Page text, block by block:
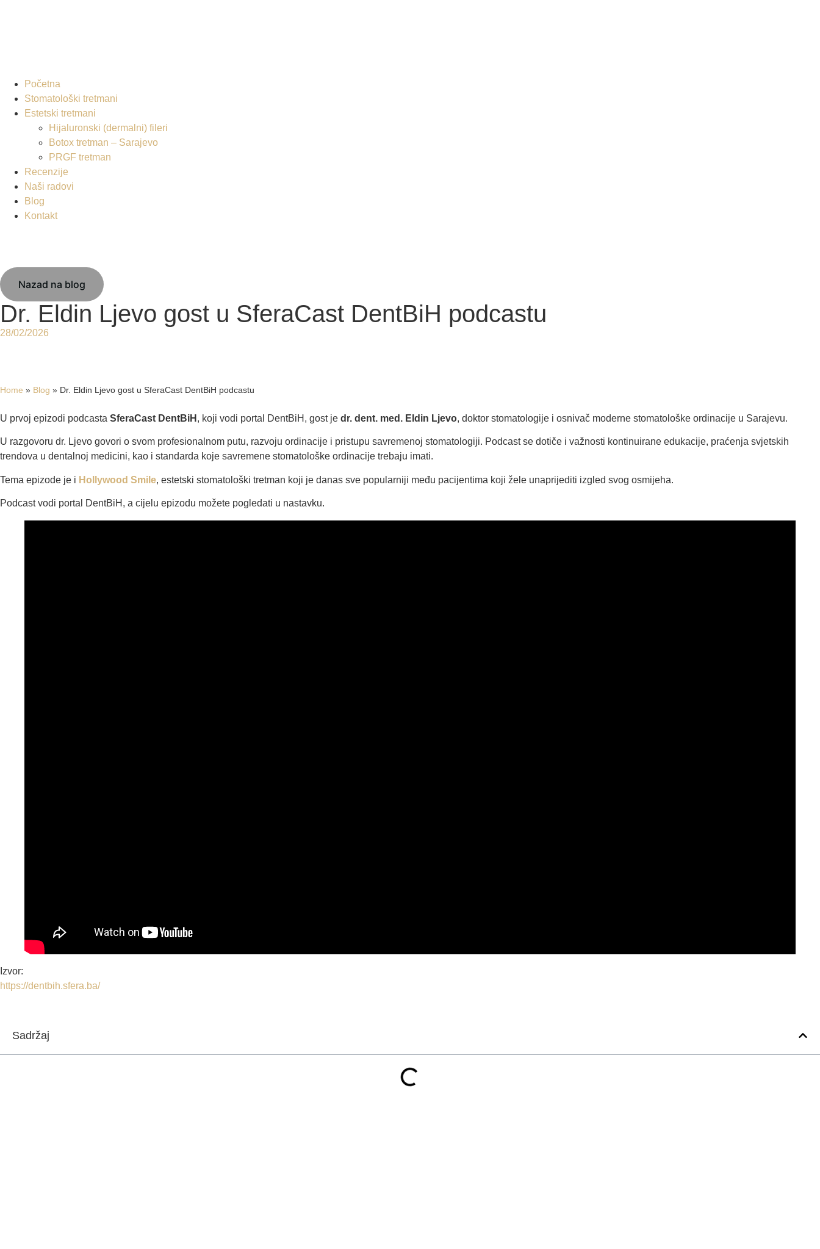
Početna
Stomatološki tretmani
Estetski tretmani
Hijaluronski (dermalni) fileri
Botox tretman – Sarajevo
PRGF tretman
Recenzije
Naši radovi
Blog
Kontakt
Nazad na blog
Dr. Eldin Ljevo gost u SferaCast DentBiH podcastu
28/02/2026
Home » Blog » Dr. Eldin Ljevo gost u SferaCast DentBiH podcastu
U prvoj epizodi podcasta SferaCast DentBiH , koji vodi portal DentBiH, gost je dr. dent. med. Eldin Ljevo, doktor stomatologije i osnivač moderne stomatološke ordinacije u Sarajevu.
U razgovoru dr. Ljevo govori o svom profesionalnom putu, razvoju ordinacije i pristupu savremenoj stomatologiji. Podcast se dotiče i važnosti kontinuirane edukacije, praćenja svjetskih
trendova u dentalnoj medicini, kao i standarda koje savremene stomatološke ordinacije trebaju imati.
Tema epizode je i Hollywood Smile, estetski stomatološki tretman koji je danas sve popularniji među pacijentima koji žele unaprijediti izgled svog osmijeha.
Podcast vodi portal DentBiH, a cijelu epizodu možete pogledati u nastavku.
Izvor:
https://dentbih.sfera.ba/
Sadržaj